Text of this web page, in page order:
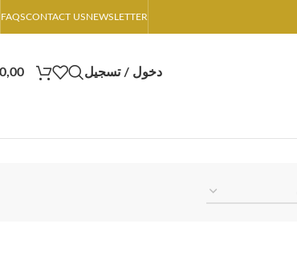
NEWSLETTER
CONTACT US
FAQS
دخول / تسجيل 0,00